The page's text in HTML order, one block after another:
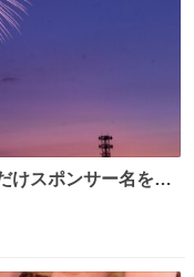
けスポンサー名をア
業が有った。 企業